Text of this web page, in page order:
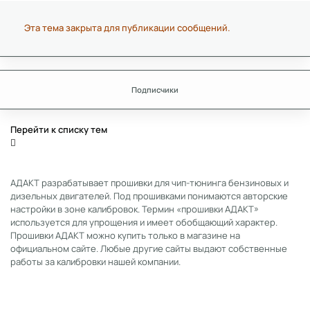
Эта тема закрыта для публикации сообщений.
Подписчики
Перейти к списку тем
АДАКТ разрабатывает прошивки для чип-тюнинга бензиновых и
дизельных двигателей. Под прошивками понимаются авторские
настройки в зоне калибровок. Термин «прошивки АДАКТ»
используется для упрощения и имеет обобщающий характер.
Прошивки АДАКТ можно купить только в магазине на
официальном сайте. Любые другие сайты выдают собственные
работы за калибровки нашей компании.